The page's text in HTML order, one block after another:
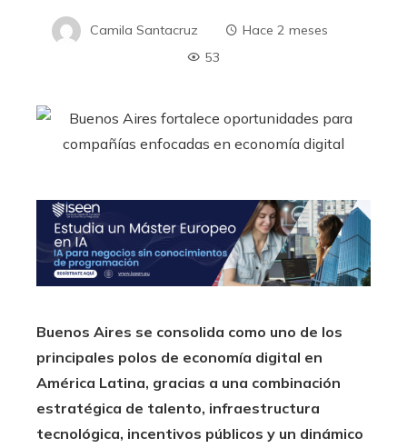
Camila Santacruz
Hace 2 meses
53
Buenos Aires se consolida como uno de los
principales polos de economía digital en
América Latina, gracias a una combinación
estratégica de talento, infraestructura
tecnológica, incentivos públicos y un dinámico